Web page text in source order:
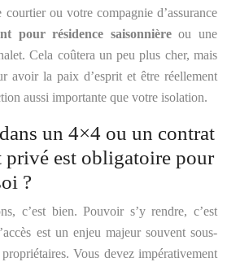
ou votre compagnie d’assurance
pour résidence saisonnièreou une
Cela coûtera un peu plus cher, mais
avoir la paix d’esprit et être réellement
aussi importante que votre isolation.
un 4×4 ou un contrat
privé est obligatoire pour
?
c’est bien. Pouvoir s’y rendre, c’est
est un enjeu majeur souvent sous-
Vous devez impérativement